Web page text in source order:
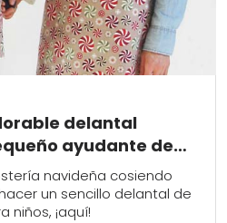
delantal
ayudante de
navideña cosiendo
un sencillo delantal de
niños, ¡aquí!